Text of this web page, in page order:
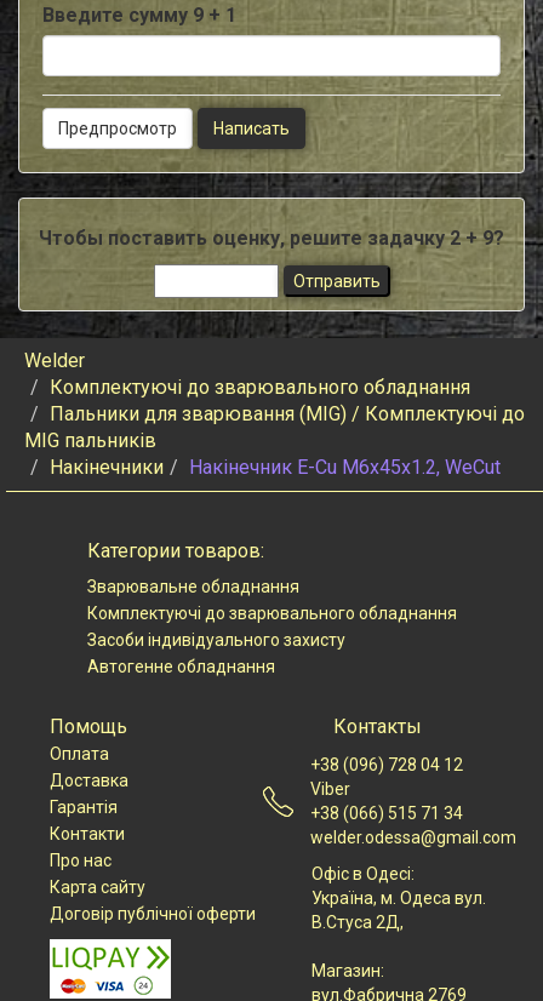
Введите сумму 9 + 1
Чтобы поставить оценку, решите задачку 2 + 9?
Welder
Комплектуючі до зварювального обладнання
Пальники для зварювання (MIG) / Комплектуючі до
MIG пальників
Накінечники
Накінечник E-Cu M6x45x1.2, WeCut
Категории товаров:
Зварювальне обладнання
Комплектуючі до зварювального обладнання
Засоби індивідуального захисту
Автогенне обладнання
Помощь
Оплата
Доставка
Гарантія
Контакти
Про нас
Карта сайту
Договір публічної оферти
Контакты
+38 (096) 728 04 12
Viber
+38 (066) 515 71 34
welder.odessa@gmail.com
Офіс в Одесі:
Українa, м. Одеса вул.
В.Стуса 2Д,
Магазин:
вул.Фабрична 2769